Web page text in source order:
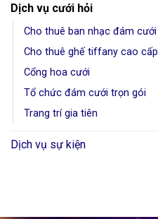
Dịch vụ cưới hỏi
Cho thuê ban nhạc đám cưới
Cho thuê ghế tiffany cao cấp
Cổng hoa cưới
Tổ chức đám cưới trọn gói
Trang trí gia tiên
Dịch vụ sự kiện